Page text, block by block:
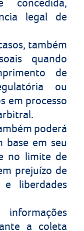
concedida,
legal de
também
quando
de
ou
em processo
poderá
base em seu
no limite de
prejuízo de
e liberdades
a coleta